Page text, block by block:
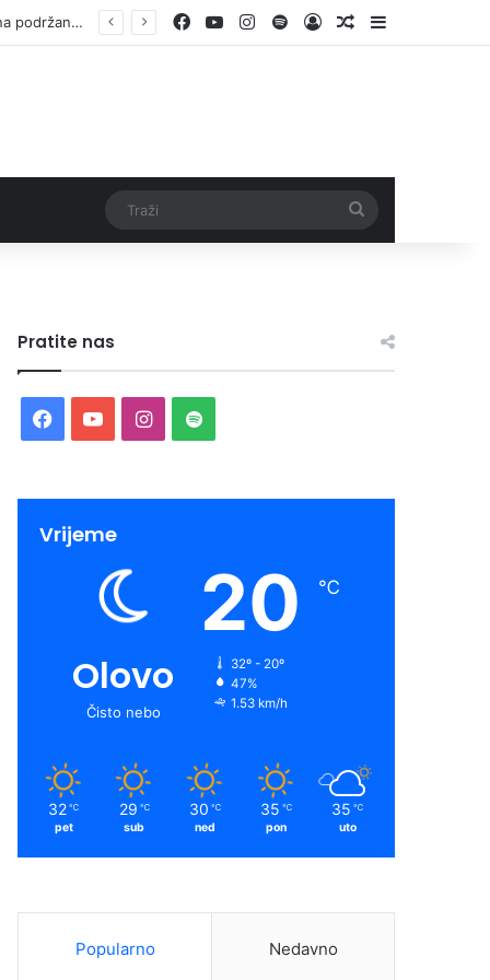
Otvorene prijave za Bingo Festival Fits: Odaberite outfit s omiljenim influencerom i zablistajte na Crvenom tepihu Sarajevo Film Festivala Facebook
YouTubeInstagram
SpotifyLog InRandom Article
Sidebar
Pratite nas
Facebook
YouTubeInstagram
Spotify
Vrijeme
Olovo
Čisto nebo
20 ℃
32º - 20º
47%
1.53 km/h
32 ℃
pet
29 ℃
sub
30 ℃
ned
35 ℃
pon
35 ℃
uto
Popularno Nedavno